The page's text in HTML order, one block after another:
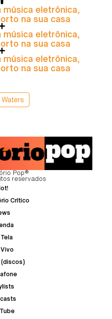
música eletrônica,
na sua casa
música eletrônica,
na sua casa
música eletrônica,
na sua casa
Waters
Pop®
reservados
Crítico
(discos)